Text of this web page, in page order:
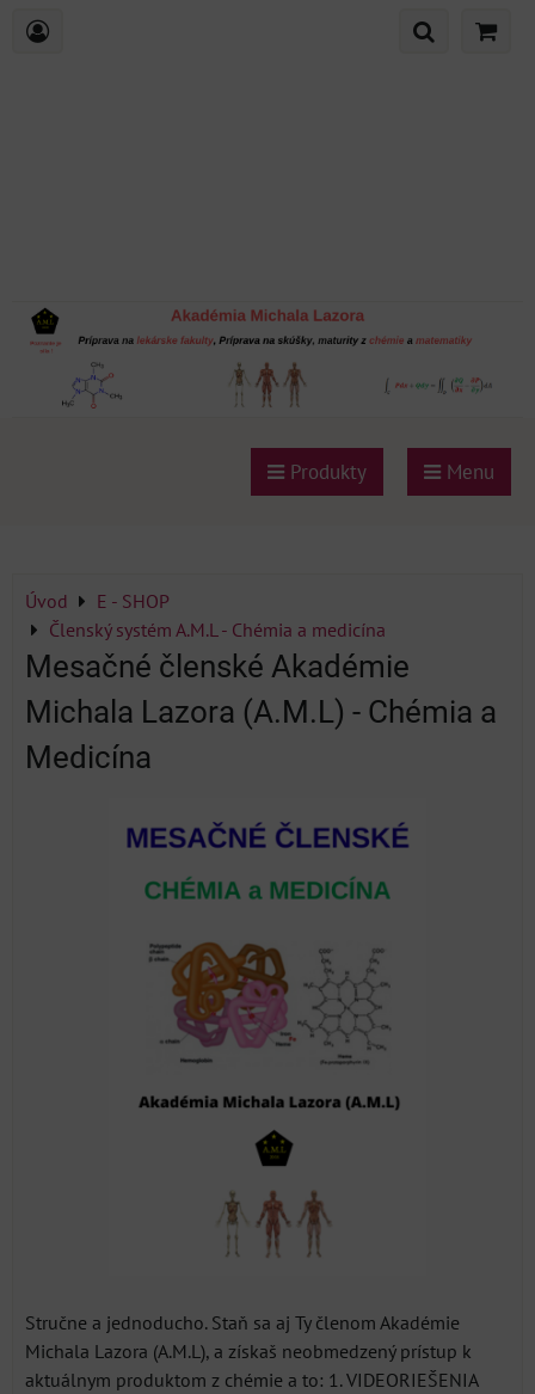
Produkty Menu
Úvod
E - SHOP
Členský systém A.M.L - Chémia a medicína
Mesačné členské Akadémie
Michala Lazora (A.M.L) - Chémia a
Medicína
Stručne a jednoducho. Staň sa aj Ty členom Akadémie
Michala Lazora (A.M.L), a získaš neobmedzený prístup k
aktuálnym produktom z chémie a to: 1. VIDEORIEŠENIA